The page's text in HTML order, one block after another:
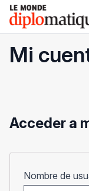
Skip
content
Le monde
Mi
Acceder a
Nombre de